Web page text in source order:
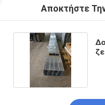
Αποκτήστε